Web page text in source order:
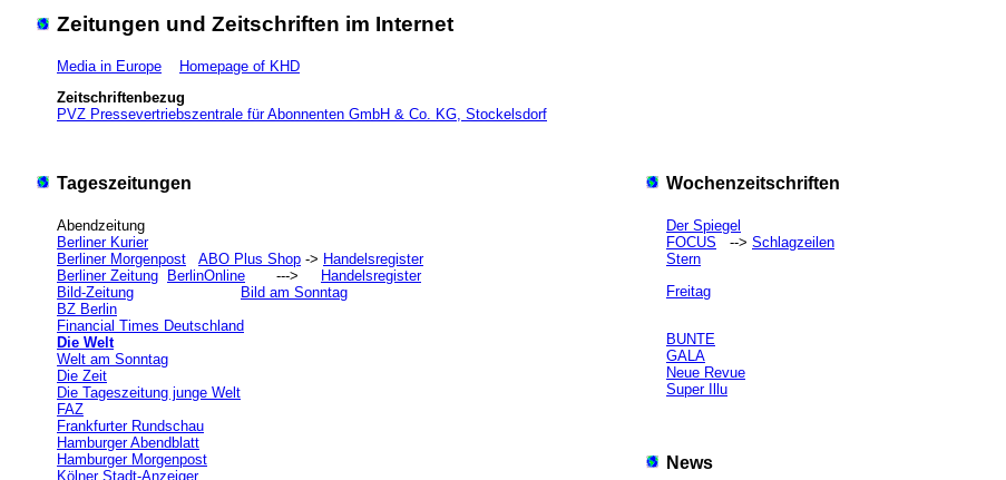
Zeitungen und Zeitschriften im Internet
Media in Europe
Homepage of KHD
Zeitschriftenbezug
PVZ Pressevertriebszentrale für Abonnenten GmbH & Co. KG, Stockelsdorf
Tageszeitungen
Abendzeitung
Berliner Kurier
Berliner Morgenpost
ABO Plus Shop -> Handelsregister
Berliner Zeitung
BerlinOnline --->
Handelsregister
Bild-Zeitung
Bild am Sonntag
BZ Berlin
Financial Times Deutschland
Die Welt
Welt am Sonntag
Die Zeit
Die Tageszeitung junge Welt
FAZ
Frankfurter Rundschau
Hamburger Abendblatt
Hamburger Morgenpost
Kölner Stadt-Anzeiger
Wochenzeitschriften
Der Spiegel
FOCUS --> Schlagzeilen
Stern
Freitag
BUNTE
GALA
Neue Revue
Super Illu
News